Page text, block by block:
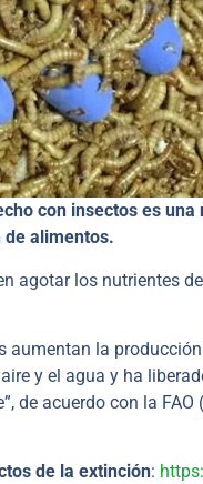
con insectos es
alimentos.
agotar los nutrientes
la
y el agua y ha
de acuerdo con la
de la extinción: